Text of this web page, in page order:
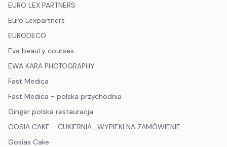
EURO LEX PARTNERS
Euro Lexpartners
EURODECO
Eva beauty courses
EWA KARA PHOTOGRAPHY
Fast Medica
Fast Medica - polska przychodnia
Ginger polska restauracja
GOSIA CAKE - CUKIERNIA , WYPIEKI NA ZAMÓWIENIE
Gosias Cake